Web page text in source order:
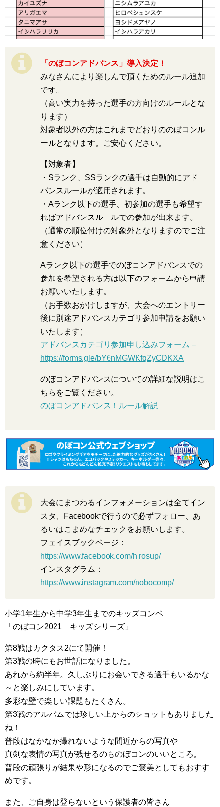
「のぼコンアドバンス」導入決定！
みなさんにより楽しんで頂くためのルール追加
です。
（高い実力を持った選手の方向けのルールとな
ります）
対象者以外の方はこれまでどおりののぼコンル
ールとなります。ご安心ください。
【対象者】
・Sランク、SSランクの選手は自動的にアド
バンスルールが適用されます。
・Aランク以下の選手、初参加の選手も希望す
ればアドバンスルールでの参加が出来ます。
（通常の順位付けの対象外となりますのでご注
意ください）
Aランク以下の選手でのぼコンアドバンスでの
参加を希望される方は以下のフォームから申請
お願いいたします。
（お手数おかけしますが、大会へのエントリー
後に別途アドバンスカテゴリ参加申請をお願い
いたします）
アドバンスカテゴリ参加申し込みフォーム –
https://forms.gle/bY6nMGWKfqZyCDKXA
のぼコンアドバンスについての詳細な説明はこ
ちらをご覧ください。
のぼコンアドバンス！ルール解説
大会にまつわるインフォメーションは全てイン
スタ、Facebookで行うので必ずフォロー、あ
るいはこまめなチェックをお願いします。
フェイスブックページ：
https://www.facebook.com/hirosup/
インスタグラム：
https://www.instagram.com/nobocomp/
小学1年生から中学3年生までのキッズコンペ
「のぼコン2021 キッズシリーズ」
第8戦はカクタス2にて開催！
第3戦の時にもお世話になりました。
あれから約半年。久しぶりにお会いできる選手もいるかな
～と楽しみにしています。
多彩な壁で楽しい課題もたくさん。
第3戦のアルバムでは珍しい上からのショットもありました
ね！
普段はなかなか撮れないような間近からの写真や
真剣な表情の写真が残せるのものぼコンのいいところ。
普段の頑張りが結果や形になるのでご褒美としてもおすす
めです。
また、ご自身は登らないという保護者の皆さん